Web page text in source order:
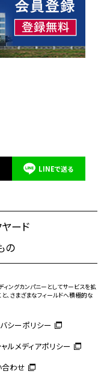
LINEで送る
ード
の
ングカンパニーとしてサービスを拡
、さまざまなフィールドへ積極的な
シーポリシー
ルメディアポリシー
合わせ